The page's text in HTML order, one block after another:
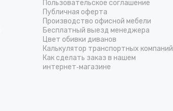
Пользовательское соглашение
Публичная оферта
Производство офисной мебели
Бесплатный выезд менеджера
Цвет обивки диванов
Калькулятор транспортных компаний
Как сделать заказ в нашем
интернет‑магазине